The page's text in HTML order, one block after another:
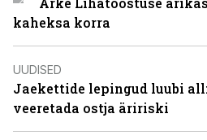
kaheksa korra
UUDISED
Jaekettide lepingud luubi
veeretada ostja äririski